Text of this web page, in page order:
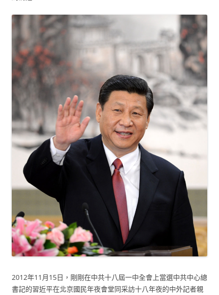
2012年11月15日，剛剛在中共十八屆一中全會上當選中共中心總
書記的習近平在北京國民年夜會堂同采訪十八年夜的中外記者親